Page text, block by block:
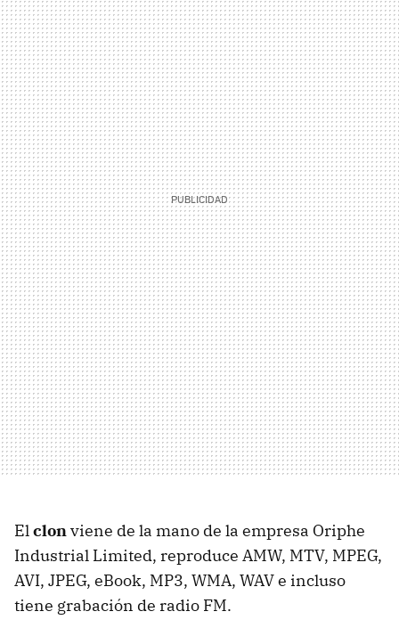
Elclonviene de la mano de la empresa Oriphe
Industrial Limited, reproduce AMW, MTV, MPEG,
AVI, JPEG, eBook, MP3, WMA, WAV e incluso
tiene grabación de radio FM.